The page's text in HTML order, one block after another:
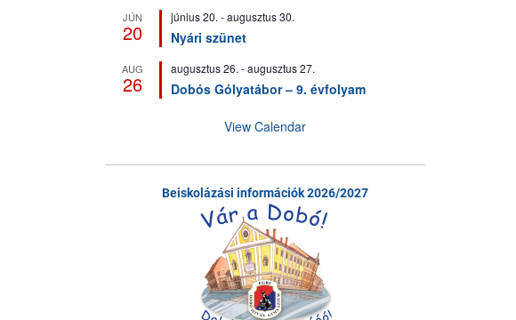
JÚN
20
június 20. -augusztus 30.
Nyári szünet
AUG
26
augusztus 26. -augusztus 27.
Dobós Gólyatábor – 9. évfolyam
View Calendar
Beiskolázási információk 2026/2027